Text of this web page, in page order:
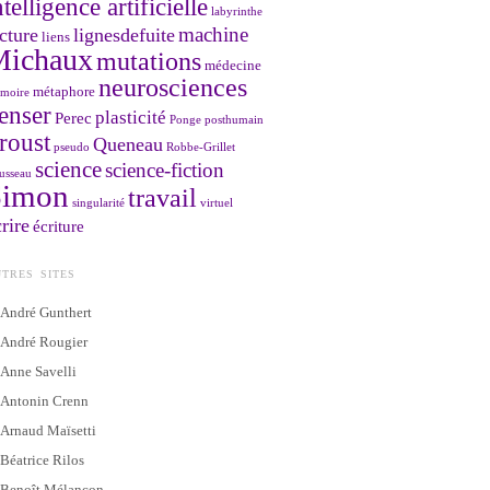
artificielle labyrinthe
liens lignesdefuitemachine
mutations médecine
métaphore neurosciences
Perec plasticité Ponge posthumain
pseudo Queneau Robbe-Grillet
sciencescience-fiction
singularité travail virtuel
écriture
SITES
André Gunthert
André Rougier
Anne Savelli
Antonin Crenn
Arnaud Maïsetti
Béatrice Rilos